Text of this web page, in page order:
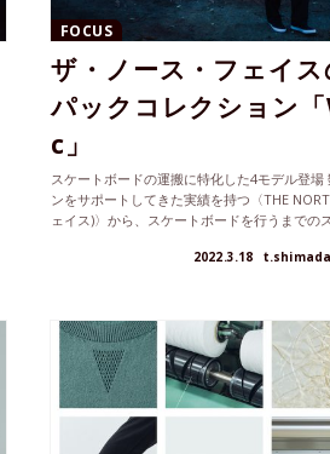
FOCUS
ザ・ノース・フェイス
パックコレクション
c」
スケートボードの運搬に特化した4モデル登場
ンをサポートしてきた実績を持つ〈THE
ェイス)〉から、スケートボードを行うまでの
2022.3.18 t.shimada